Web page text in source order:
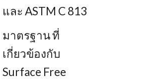
และ ASTM C 813
มาตรฐาน ที่
เกี่ยวข้องกับ
Surface Free